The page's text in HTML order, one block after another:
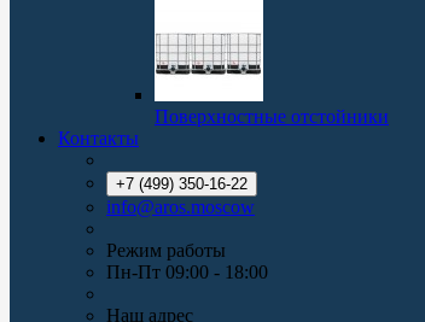
Поверхностные отстойники
Контакты
+7 (499) 350-16-22
info@aros.moscow
Режим работы
Пн-Пт 09:00 - 18:00
Наш адрес